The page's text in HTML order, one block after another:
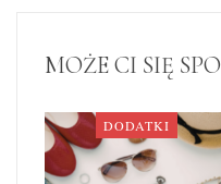
MOŻE CI SIĘ
DODATKI